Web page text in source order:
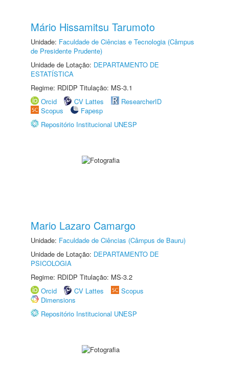
Mário Hissamitsu Tarumoto
Unidade: Faculdade de Ciências e Tecnologia (Câmpus
de Presidente Prudente)
Unidade de Lotação: DEPARTAMENTO DE
ESTATÍSTICA
Regime: RDIDP Titulação: MS-3.1
Orcid
CV Lattes
ResearcherID
Scopus
Fapesp
Repositório Institucional UNESP
Mario Lazaro Camargo
Unidade: Faculdade de Ciências (Câmpus de Bauru)
Unidade de Lotação: DEPARTAMENTO DE
PSICOLOGIA
Regime: RDIDP Titulação: MS-3.2
Orcid
CV Lattes
Scopus
Dimensions
Repositório Institucional UNESP